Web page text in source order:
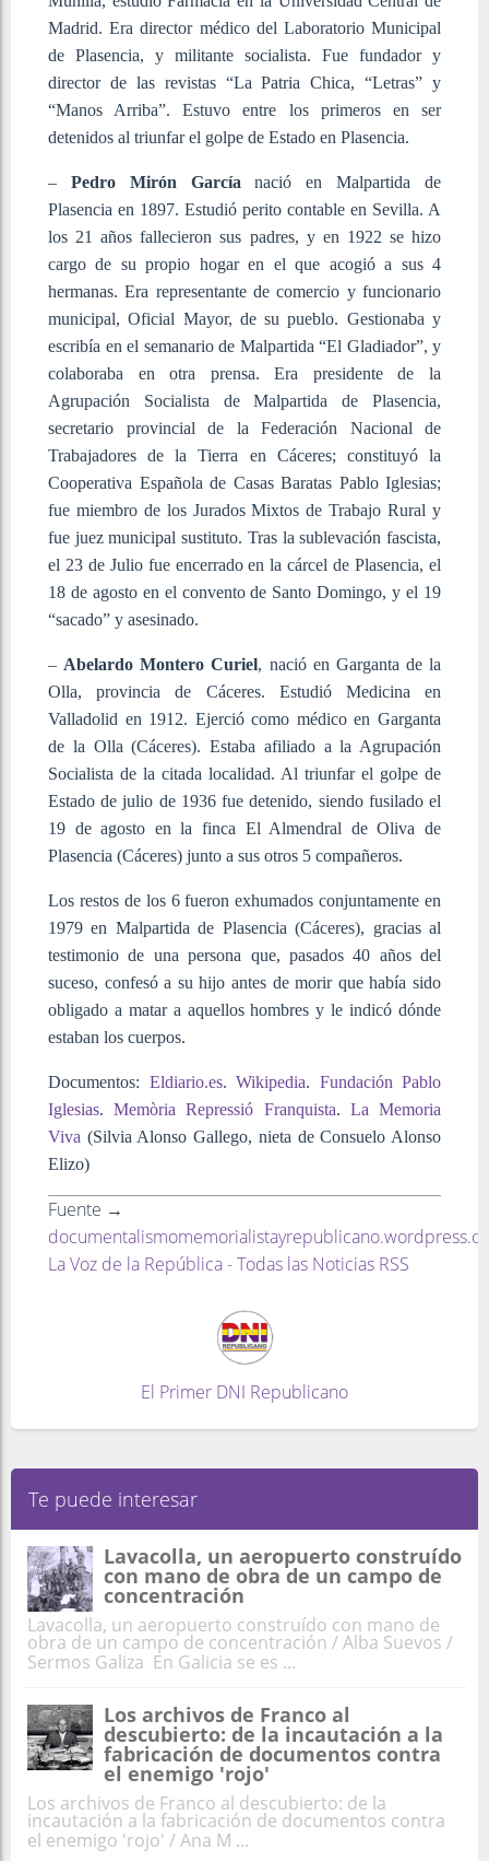
Madrid. Era director médico del Laboratorio Municipal
de Plasencia, y militante socialista. Fue fundador y
director de las revistas “La Patria Chica, “Letras” y
“Manos Arriba”. Estuvo entre los primeros en ser
detenidos al triunfar el golpe de Estado en Plasencia.
– Pedro Mirón García nació en Malpartida de
Plasencia en 1897. Estudió perito contable en Sevilla. A
los 21 años fallecieron sus padres, y en 1922 se hizo
cargo de su propio hogar en el que acogió a sus 4
hermanas. Era representante de comercio y funcionario
municipal, Oficial Mayor, de su pueblo. Gestionaba y
escribía en el semanario de Malpartida “El Gladiador”, y
colaboraba en otra prensa. Era presidente de la
Agrupación Socialista de Malpartida de Plasencia,
secretario provincial de la Federación Nacional de
Trabajadores de la Tierra en Cáceres; constituyó la
Cooperativa Española de Casas Baratas Pablo Iglesias;
fue miembro de los Jurados Mixtos de Trabajo Rural y
fue juez municipal sustituto. Tras la sublevación fascista,
el 23 de Julio fue encerrado en la cárcel de Plasencia, el
18 de agosto en el convento de Santo Domingo, y el 19
“sacado” y asesinado.
– Abelardo Montero Curiel, nació en Garganta de la
Olla, provincia de Cáceres. Estudió Medicina en
Valladolid en 1912. Ejerció como médico en Garganta
de la Olla (Cáceres). Estaba afiliado a la Agrupación
Socialista de la citada localidad. Al triunfar el golpe de
Estado de julio de 1936 fue detenido, siendo fusilado el
19 de agosto en la finca El Almendral de Oliva de
Plasencia (Cáceres) junto a sus otros 5 compañeros.
Los restos de los 6 fueron exhumados conjuntamente en
1979 en Malpartida de Plasencia (Cáceres), gracias al
testimonio de una persona que, pasados 40 años del
suceso, confesó a su hijo antes de morir que había sido
obligado a matar a aquellos hombres y le indicó dónde
estaban los cuerpos.
Documentos: Eldiario.es. Wikipedia. Fundación Pablo
Iglesias.Memòria Repressió Franquista. La Memoria
Viva (Silvia Alonso Gallego, nieta de Consuelo Alonso
Elizo)
Fuente →
La Voz de la República - Todas las Noticias RSS
El Primer DNI Republicano
Te puede interesar
Lavacolla, un aeropuerto construído
con mano de obra de un campo de
concentración
Lavacolla, un aeropuerto construído con mano de
obra de un campo de concentración / Alba Suevos /
Sermos Galiza En Galicia se es ...
Los archivos de Franco al
descubierto: de la incautación a la
fabricación de documentos contra
el enemigo 'rojo'
Los archivos de Franco al descubierto: de la
incautación a la fabricación de documentos contra
el enemigo 'rojo' / Ana M ...